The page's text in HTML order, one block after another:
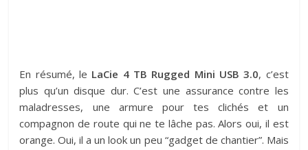
En résumé, le LaCie 4 TB Rugged Mini USB 3.0, c’est
plus qu’un disque dur. C’est une assurance contre les
maladresses, une armure pour tes clichés et un
compagnon de route qui ne te lâche pas. Alors oui, il est
orange. Oui, il a un look un peu “gadget de chantier”. Mais